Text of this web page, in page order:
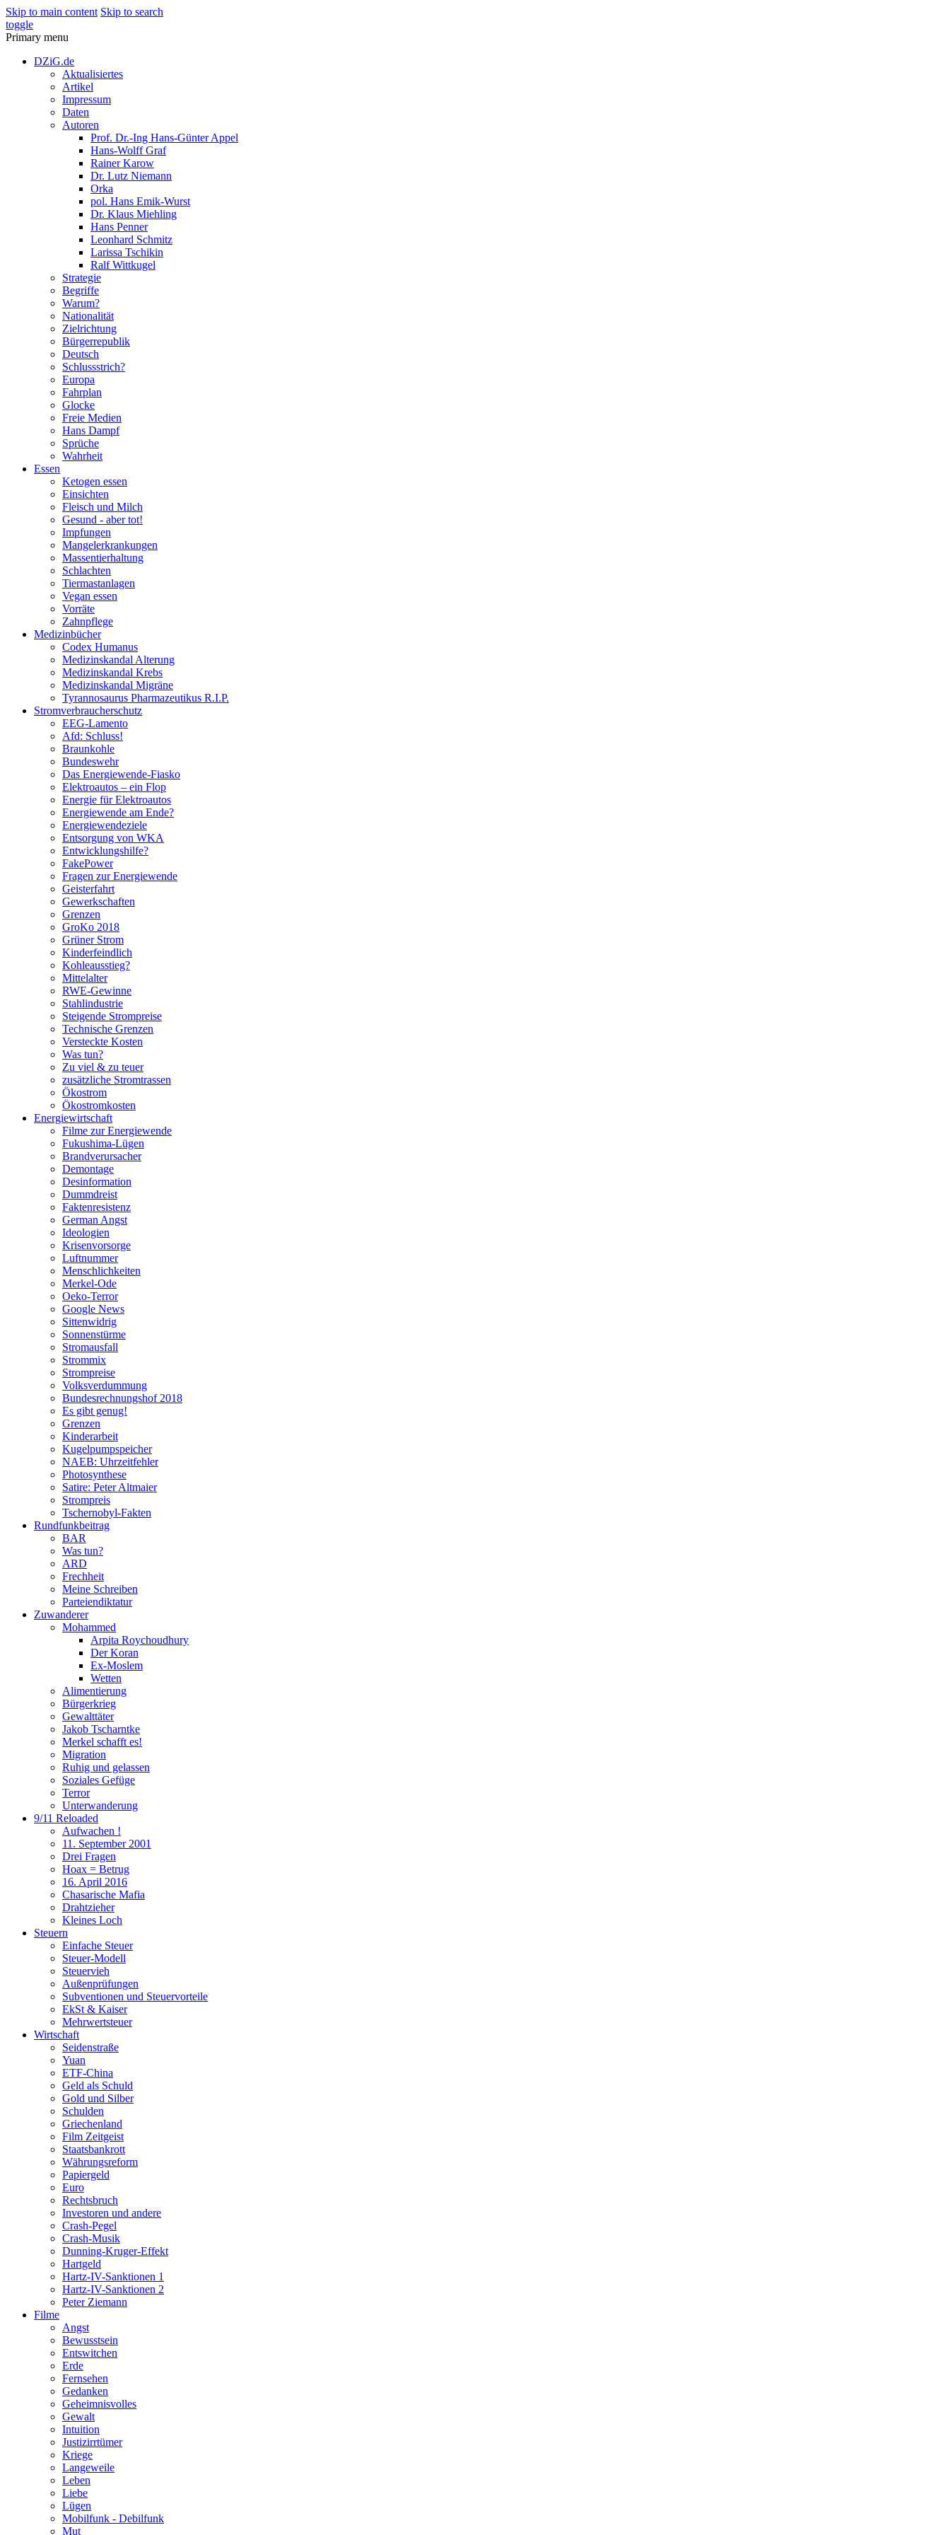
Skip to main content Skip to search
toggle
Primary menu
DZiG.de
Aktualisiertes
Artikel
Impressum
Daten
Autoren
Prof. Dr.-Ing Hans-Günter Appel
Hans-Wolff Graf
Rainer Karow
Dr. Lutz Niemann
Orka
pol. Hans Emik-Wurst
Dr. Klaus Miehling
Hans Penner
Leonhard Schmitz
Larissa Tschikin
Ralf Wittkugel
Strategie
Begriffe
Warum?
Nationalität
Zielrichtung
Bürgerrepublik
Deutsch
Schlussstrich?
Europa
Fahrplan
Glocke
Freie Medien
Hans Dampf
Sprüche
Wahrheit
Essen
Ketogen essen
Einsichten
Fleisch und Milch
Gesund - aber tot!
Impfungen
Mangelerkrankungen
Massentierhaltung
Schlachten
Tiermastanlagen
Vegan essen
Vorräte
Zahnpflege
Medizinbücher
Codex Humanus
Medizinskandal Alterung
Medizinskandal Krebs
Medizinskandal Migräne
Tyrannosaurus Pharmazeutikus R.I.P.
Stromverbraucherschutz
EEG-Lamento
Afd: Schluss!
Braunkohle
Bundeswehr
Das Energiewende-Fiasko
Elektroautos – ein Flop
Energie für Elektroautos
Energiewende am Ende?
Energiewendeziele
Entsorgung von WKA
Entwicklungshilfe?
FakePower
Fragen zur Energiewende
Geisterfahrt
Gewerkschaften
Grenzen
GroKo 2018
Grüner Strom
Kinderfeindlich
Kohleausstieg?
Mittelalter
RWE-Gewinne
Stahlindustrie
Steigende Strompreise
Technische Grenzen
Versteckte Kosten
Was tun?
Zu viel & zu teuer
zusätzliche Stromtrassen
Ökostrom
Ökostromkosten
Energiewirtschaft
Filme zur Energiewende
Fukushima-Lügen
Brandverursacher
Demontage
Desinformation
Dummdreist
Faktenresistenz
German Angst
Ideologien
Krisenvorsorge
Luftnummer
Menschlichkeiten
Merkel-Ode
Oeko-Terror
Google News
Sittenwidrig
Sonnenstürme
Stromausfall
Strommix
Strompreise
Volksverdummung
Bundesrechnungshof 2018
Es gibt genug!
Grenzen
Kinderarbeit
Kugelpumpspeicher
NAEB: Uhrzeitfehler
Photosynthese
Satire: Peter Altmaier
Strompreis
Tschernobyl-Fakten
Rundfunkbeitrag
BAR
Was tun?
ARD
Frechheit
Meine Schreiben
Parteiendiktatur
Zuwanderer
Mohammed
Arpita Roychoudhury
Der Koran
Ex-Moslem
Wetten
Alimentierung
Bürgerkrieg
Gewalttäter
Jakob Tscharntke
Merkel schafft es!
Migration
Ruhig und gelassen
Soziales Gefüge
Terror
Unterwanderung
9/11 Reloaded
Aufwachen !
11. September 2001
Drei Fragen
Hoax = Betrug
16. April 2016
Chasarische Mafia
Drahtzieher
Kleines Loch
Steuern
Einfache Steuer
Steuer-Modell
Steuervieh
Außenprüfungen
Subventionen und Steuervorteile
EkSt & Kaiser
Mehrwertsteuer
Wirtschaft
Seidenstraße
Yuan
ETF-China
Geld als Schuld
Gold und Silber
Schulden
Griechenland
Film Zeitgeist
Staatsbankrott
Währungsreform
Papiergeld
Euro
Rechtsbruch
Investoren und andere
Crash-Pegel
Crash-Musik
Dunning-Kruger-Effekt
Hartgeld
Hartz-IV-Sanktionen 1
Hartz-IV-Sanktionen 2
Peter Ziemann
Filme
Angst
Bewusstsein
Entswitchen
Erde
Fernsehen
Gedanken
Geheimnisvolles
Gewalt
Intuition
Justizirrtümer
Kriege
Langeweile
Leben
Liebe
Lügen
Mobilfunk - Debilfunk
Mut